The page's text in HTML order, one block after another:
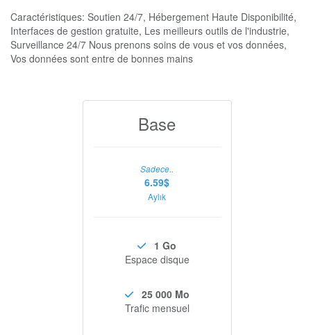
Caractéristiques: Soutien 24/7, Hébergement Haute Disponibilité,
Interfaces de gestion gratuite, Les meilleurs outils de l'industrie,
Surveillance 24/7 Nous prenons soins de vous et vos données,
Vos données sont entre de bonnes mains
Base
Sadece..
6.59$
Aylık
1 Go
Espace disque
25 000 Mo
Trafic mensuel